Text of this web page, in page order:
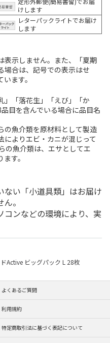
けします
レターパックライトでお届け
します
表示しません。また、「夏期
場合は、記号での表示はせ
ます。
」「落花生」「えび」「か
目を含んでいる場合に品目名
魚介類を原材料として製造
によりエビ・カニが混じって
の魚介類は、エサとしてエ
す。
ない「小道具類」はお届け
。
ンなどの環境により、実
Active ビッグパック L 28枚
よくあるご質問
利用規約
特定商取引法に基づく表記について